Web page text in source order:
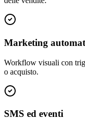
Marketing
Workflow visuali con
o acquisto.
SMS ed eventi